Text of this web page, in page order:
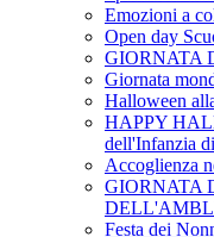
Emozioni a
Open day
GIORNATA
Giornata
Halloween
HAPPY
dell'Infanzia
Accoglienza
GIORNATA
Festa dei